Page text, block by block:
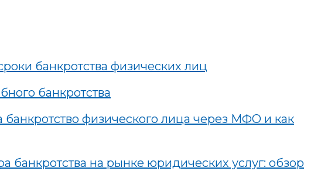
банкротства физических лиц
банкротства
банкротство физического лица через МФО и как
банкротства на рынке юридических услуг: обзор